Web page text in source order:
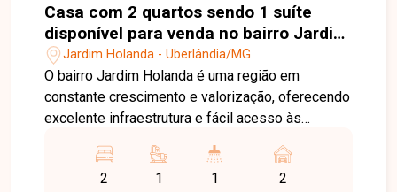
Casa com 2 quartos sendo 1 suíte
disponível para venda no bairro Jardim
Holanda em Uberlândia-MG
Jardim Holanda - Uberlândia/MG
O bairro Jardim Holanda é uma região em
constante crescimento e valorização, oferecendo
excelente infraestrutura e fácil acesso às
supermercados, escolas, farmácias, comércios e
diversos serviços, o bairro proporciona
2 1 1 2